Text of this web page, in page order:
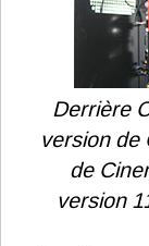
Derrière
version de
de
version